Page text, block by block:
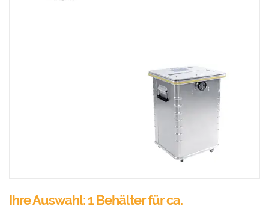
Ihre Auswahl: 1 Behälter für ca.